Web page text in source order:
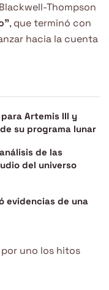
Thompson
, que terminó con
hacia la cuenta
Artemis III y
su programa lunar
de las
del universo
evidencias de una
uno los hitos